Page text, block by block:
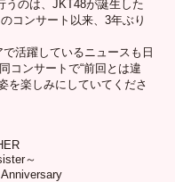
うのは、JKT48が誕生した
コンサート以来、3年ぶり
で活躍しているニュースも日
コンサートで“前回とは違
を楽しみにしていてくださ
～